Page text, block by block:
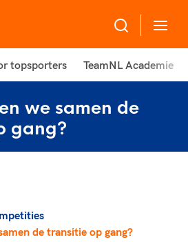
Bestuurin de sport
topsporters TeamNL Academie
we samen de
gang?
de transitie op gang?